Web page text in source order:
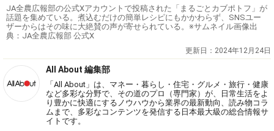
JA全農広報部の公式Xアカウントで投稿された「まるごとカブポトフ」が
話題を集めている。煮込むだけの簡単レシピにもかかわらず、SNSユー
ザーからはその味に大絶賛の声が寄せられている。※サムネイル画像出
典：JA全農広報部 公式X
更新日： 2024年12月24日
All About 編集部
「All About」は、マネー・暮らし・住宅・グルメ・旅行・健康
など多彩な分野で、その道のプロ（専門家）が、日常生活をよ
り豊かに快適にするノウハウから業界の最新動向、読み物コラ
ムまで、多彩なコンテンツを発信する日本最大級の総合情報サ
イトです。